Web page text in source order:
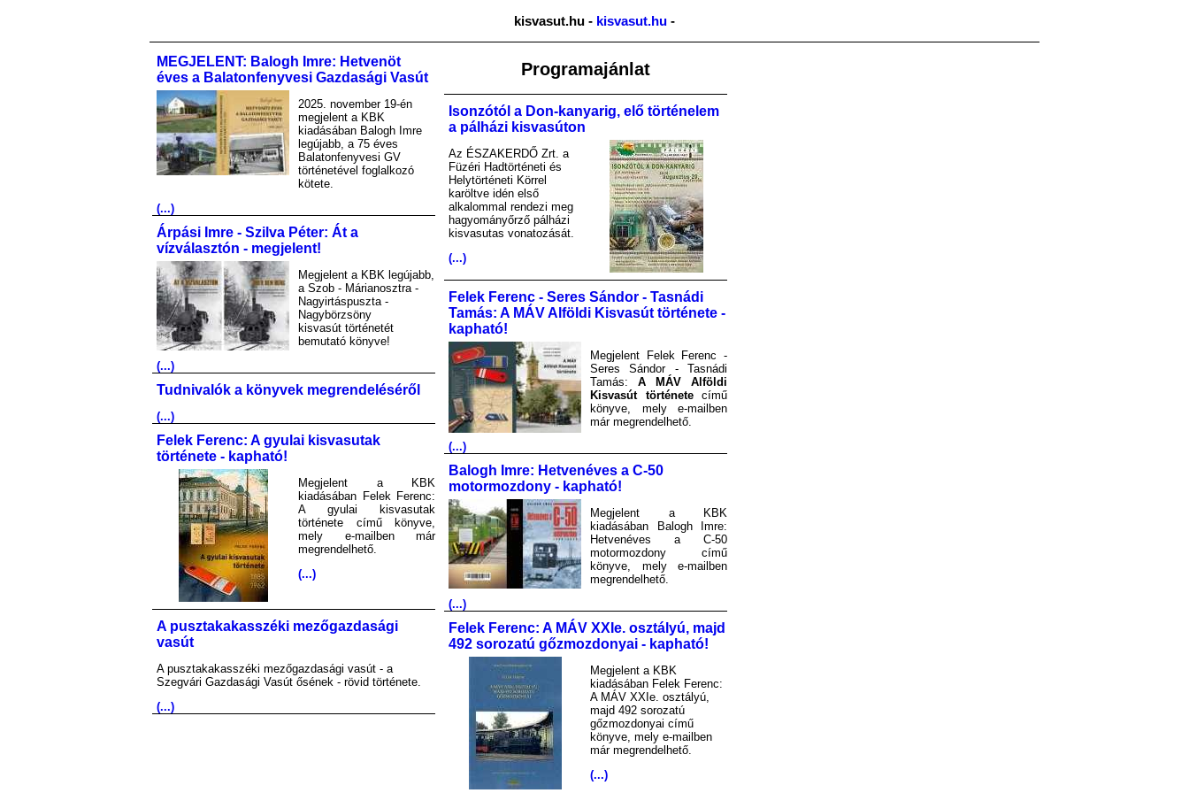
kisvasut.hu - kisvasut.hu -
MEGJELENT: Balogh Imre: Hetvenöt
éves a Balatonfenyvesi Gazdasági Vasút
2025. november 19-én
megjelent a KBK
kiadásában Balogh Imre
legújabb, a 75 éves
Balatonfenyvesi GV
történetével foglalkozó
kötete.
(...)
Árpási Imre - Szilva Péter: Át a
vízválasztón - megjelent!
Megjelent a KBK legújabb,
a Szob - Márianosztra -
Nagyirtáspuszta -
Nagybörzsöny
kisvasút történetét
bemutató könyve!
(...)
Tudnivalók a könyvek megrendeléséről
(...)
Felek Ferenc: A gyulai kisvasutak
története - kapható!
Megjelent a KBK
kiadásában Felek Ferenc:
A gyulai kisvasutak
története című könyve,
mely e-mailben már
megrendelhető.
(...)
A pusztakakasszéki mezőgazdasági
vasút
A pusztakakasszéki mezőgazdasági vasút - a
Szegvári Gazdasági Vasút ősének - rövid története.
(...)
Programajánlat
Isonzótól a Don-kanyarig, elő történelem
a pálházi kisvasúton
Az ÉSZAKERDŐ Zrt. a
Füzéri Hadtörténeti és
Helytörténeti Körrel
karöltve idén első
alkalommal rendezi meg
hagyományőrző pálházi
kisvasutas vonatozását.
(...)
Felek Ferenc - Seres Sándor - Tasnádi
Tamás: A MÁV Alföldi Kisvasút története -
kapható!
Megjelent Felek Ferenc -
Seres Sándor - Tasnádi
Tamás: A MÁV Alföldi
Kisvasút története című
könyve, mely e-mailben
már megrendelhető.
(...)
Balogh Imre: Hetvenéves a C-50
motormozdony - kapható!
Megjelent a KBK
kiadásában Balogh Imre:
Hetvenéves a C-50
motormozdony című
könyve, mely e-mailben
megrendelhető.
(...)
Felek Ferenc: A MÁV XXIe. osztályú, majd
492 sorozatú gőzmozdonyai - kapható!
Megjelent a KBK
kiadásában Felek Ferenc:
A MÁV XXIe. osztályú,
majd 492 sorozatú
gőzmozdonyai című
könyve, mely e-mailben
már megrendelhető.
(...)